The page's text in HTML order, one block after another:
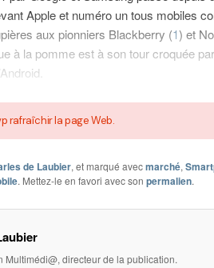
Apple et numéro un tous mobiles
aux pionniers Blackberry (1) et
à la pomme est à son tour croquée par
rafraîchir la page Web.
de Laubier, et marqué avecmarché,
. Mettez-le en favori avec son permalien.
Multimédi@, directeur de la publication.